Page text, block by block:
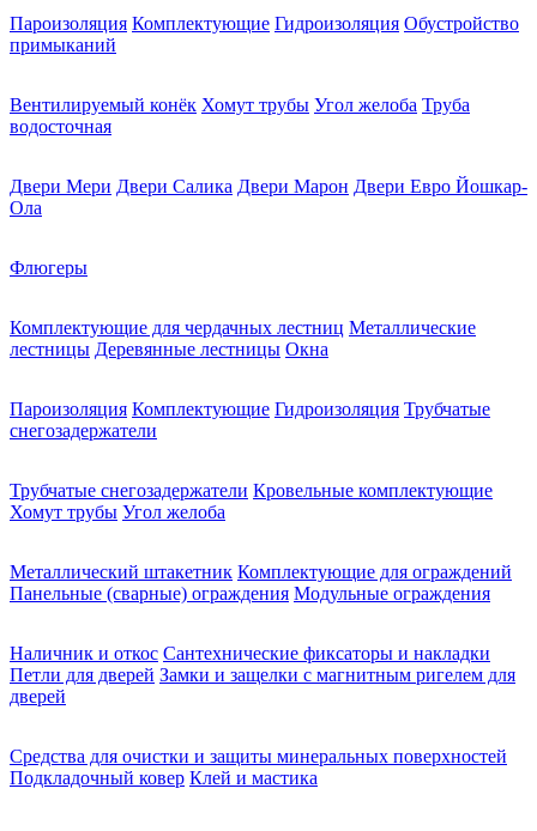
Пароизоляция Комплектующие Гидроизоляция Обустройство
примыканий
Вентилируемый конёк Хомут трубы Угол желоба Труба
водосточная
Двери Мери Двери Салика Двери Марон Двери Евро Йошкар-
Ола
Флюгеры
Комплектующие для чердачных лестниц Металлические
лестницы Деревянные лестницы Окна
Пароизоляция Комплектующие Гидроизоляция Трубчатые
снегозадержатели
Трубчатые снегозадержатели Кровельные комплектующие
Хомут трубы Угол желоба
Металлический штакетник Комплектующие для ограждений
Панельные (сварные) ограждения Модульные ограждения
Наличник и откос Сантехнические фиксаторы и накладки
Петли для дверей Замки и защелки с магнитным ригелем для
дверей
Средства для очистки и защиты минеральных поверхностей
Подкладочный ковер Клей и мастика